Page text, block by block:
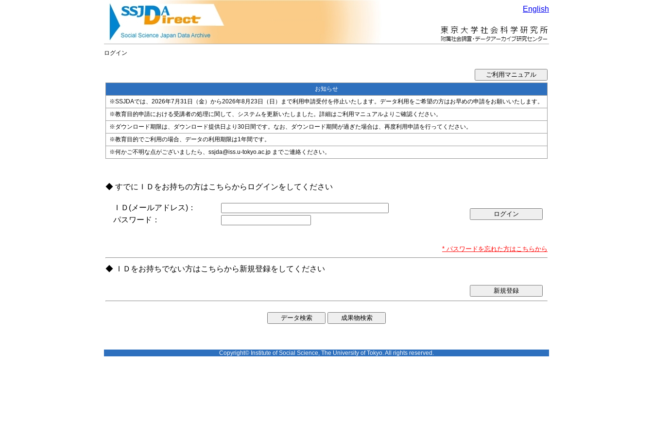
English
ログイン
お知らせ
※SSJDAでは、2026年7月31日（金）から2026年8月23日（日）まで利用申請受付を停止いたします。データ利用をご希望の方はお早めの申請をお願いいたします。
※教育目的申請における受講者の処理に関して、システムを更新いたしました。詳細はご利用マニュアルよりご確認ください。
※ダウンロード期限は、ダウンロード提供日より30日間です。なお、ダウンロード期間が過ぎた場合は、再度利用申請を行ってください。
※教育目的でご利用の場合、データの利用期限は1年間です。
※何かご不明な点がございましたら、ssjda@iss.u-tokyo.ac.jp までご連絡ください。
◆ すでにＩＤをお持ちの方はこちらからログインをしてください
ＩＤ(メールアドレス)：
パスワード：
* パスワードを忘れた方はこちらから
◆ ＩＤをお持ちでない方はこちらから新規登録をしてください
新規登録
Copyright© Institute of Social Science, The University of Tokyo. All rights reserved.